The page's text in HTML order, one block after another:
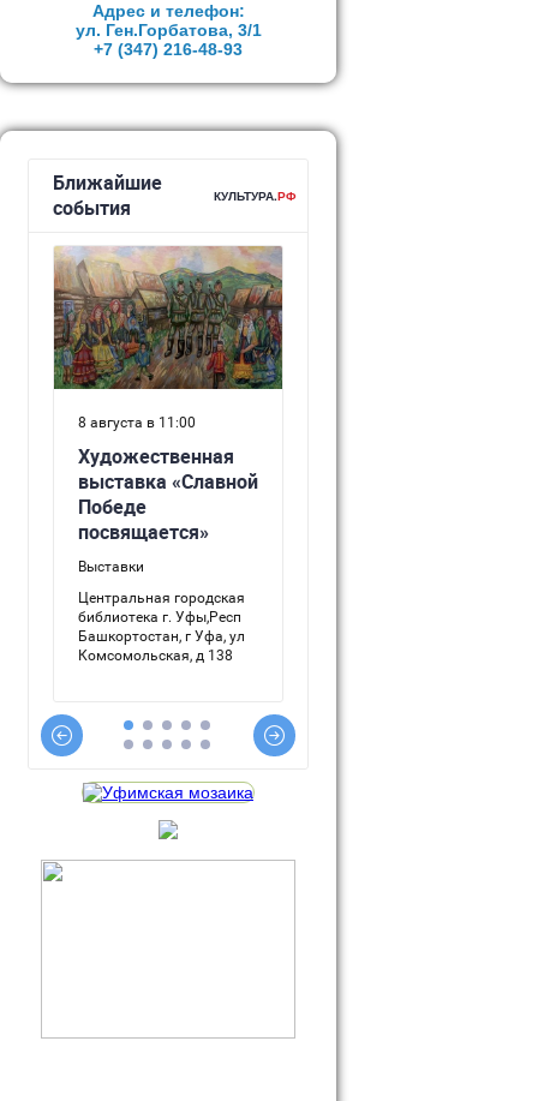
Адрес и телефон:
ул. Ген.Горбатова, 3/1
+7 (347) 216-48-93